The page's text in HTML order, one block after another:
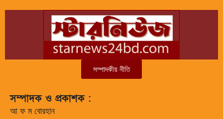
সম্পাদকীয় নীতি
সম্পাদক ও প্রকাশক :
আ ফ ম বোরহান